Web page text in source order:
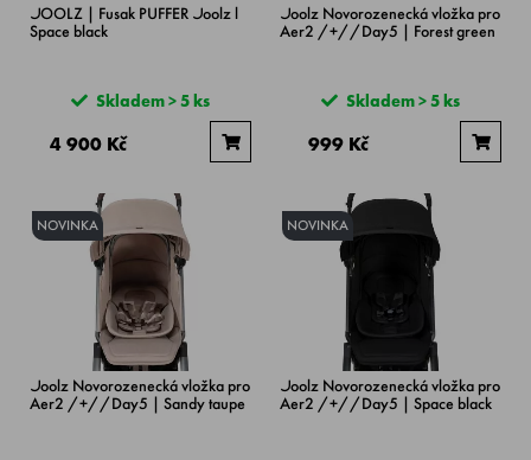
JOOLZ | Fusak PUFFER Joolz l
Space black
Skladem > 5 ks
4 900 Kč
Joolz Novorozenecká vložka pro
Aer2 /+//Day5 | Forest green
Skladem > 5 ks
999 Kč
NOVINKA
Joolz Novorozenecká vložka pro
Aer2 /+//Day5 | Sandy taupe
NOVINKA
Joolz Novorozenecká vložka pro
Aer2 /+//Day5 | Space black